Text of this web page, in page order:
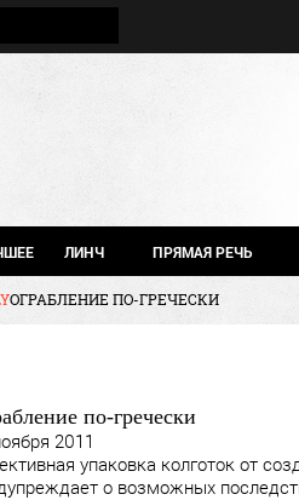
ЛИНЧ ПРЯМАЯ РЕЧЬ
ОГРАБЛЕНИЕ ПО-ГРЕЧЕСКИ
по-гречески
2011
упаковка колготок от
о возможных